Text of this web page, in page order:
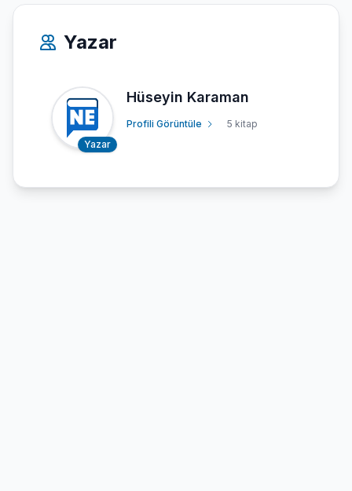
Yazar
Yazar
Hüseyin Karaman
Profili Görüntüle 5 kitap